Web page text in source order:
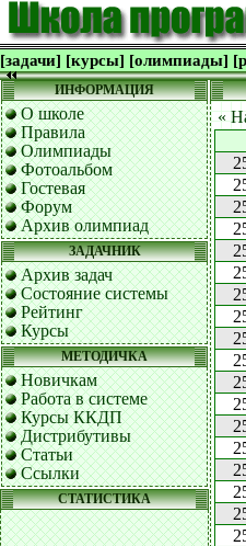
[задачи] [курсы] [олимпиады]
ИНФОРМАЦИЯ
О школе
Правила
Олимпиады
Фотоальбом
Гостевая
Форум
Архив олимпиад
ЗАДАЧНИК
Архив задач
Состояние системы
Рейтинг
Курсы
МЕТОДИЧКА
Новичкам
Работа в системе
Курсы ККДП
Дистрибутивы
Статьи
Ссылки
СТАТИСТИКА
«